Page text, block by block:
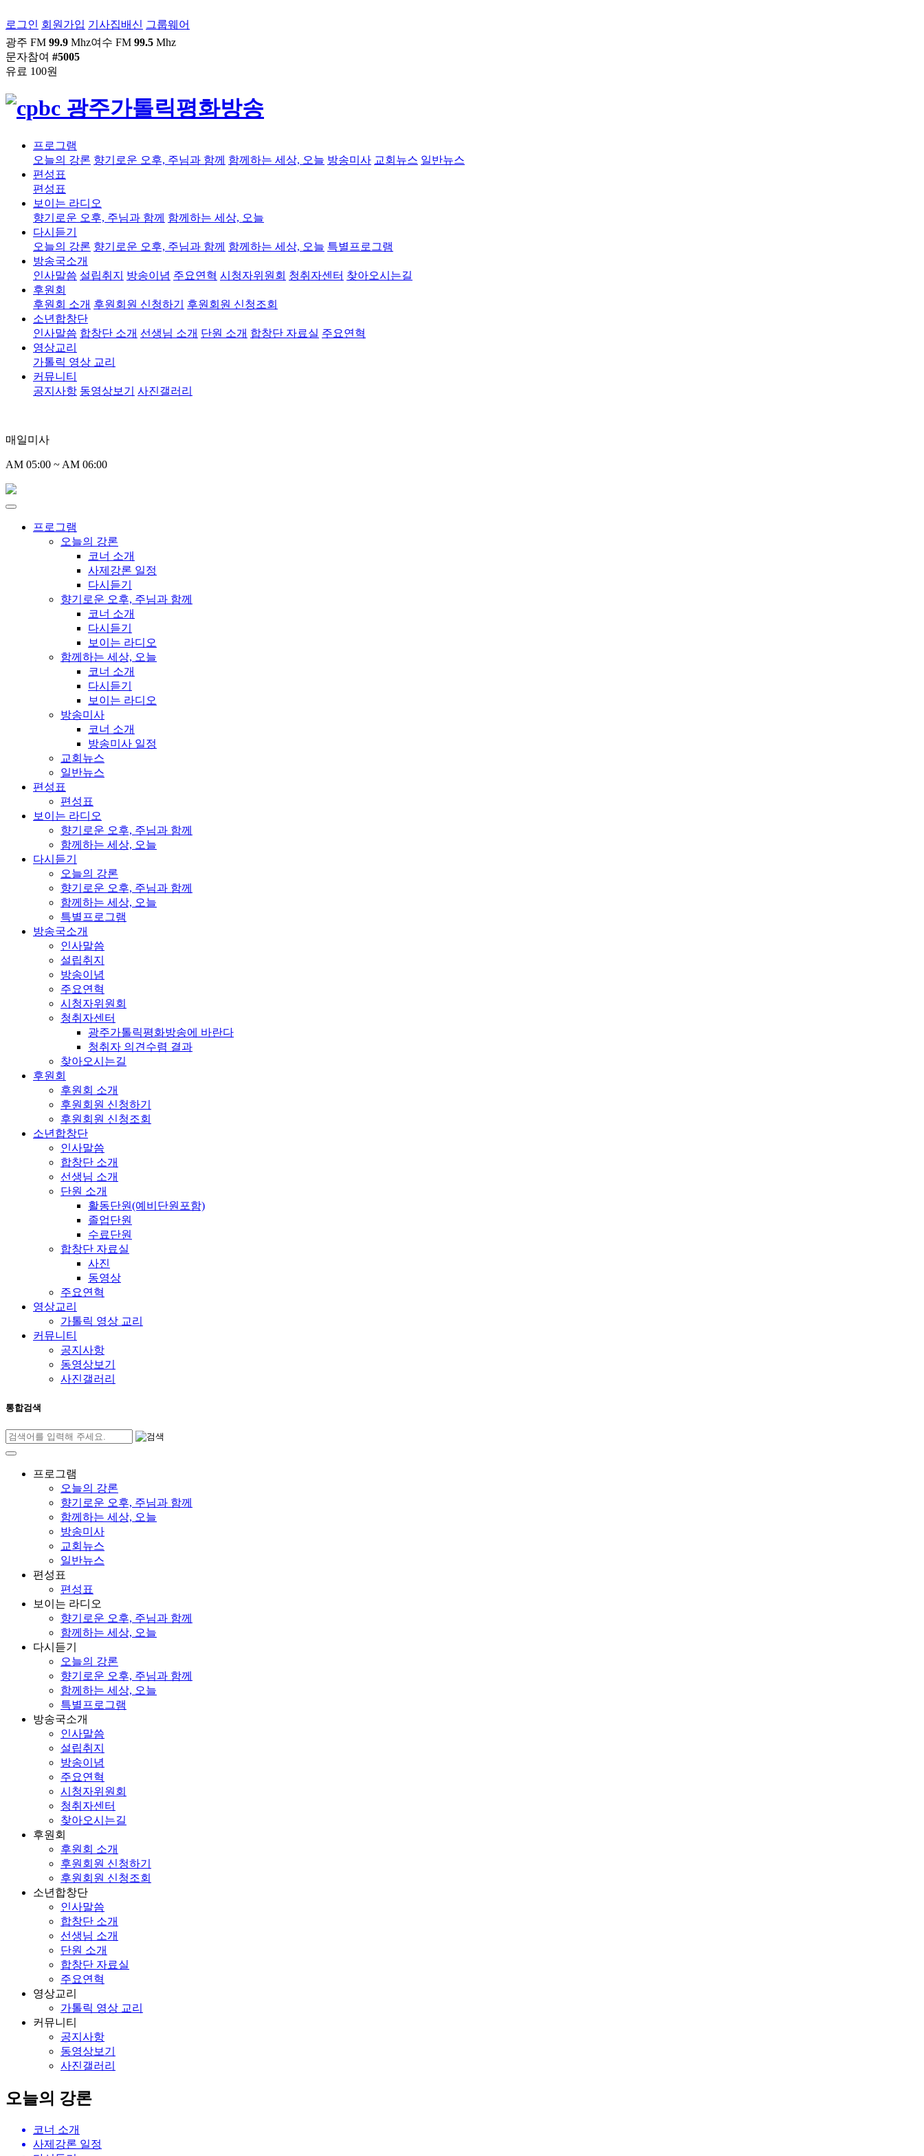
로그인 회원가입 기사집배신 그룹웨어
광주 FM 99.9 Mhz여수 FM 99.5 Mhz
문자참여 #5005
유료 100원
프로그램
오늘의 강론 향기로운 오후, 주님과 함께 함께하는 세상, 오늘 방송미사 교회뉴스 일반뉴스
편성표
편성표
보이는 라디오
향기로운 오후, 주님과 함께 함께하는 세상, 오늘
다시듣기
오늘의 강론 향기로운 오후, 주님과 함께 함께하는 세상, 오늘 특별프로그램
방송국소개
인사말씀 설립취지 방송이념 주요연혁 시청자위원회 청취자센터 찾아오시는길
후원회
후원회 소개 후원회원 신청하기
후원회원 신청조회
소년합창단
인사말씀 합창단 소개 선생님 소개 단원 소개 합창단 자료실 주요연혁
영상교리
가톨릭 영상 교리
커뮤니티
공지사항 동영상보기 사진갤러리
매일미사
AM 05:00 ~ AM 06:00
프로그램
오늘의 강론
코너 소개
사제강론 일정
다시듣기
향기로운 오후, 주님과 함께
코너 소개
다시듣기
보이는 라디오
함께하는 세상, 오늘
코너 소개
다시듣기
보이는 라디오
방송미사
코너 소개
방송미사 일정
교회뉴스
일반뉴스
편성표
편성표
보이는 라디오
향기로운 오후, 주님과 함께
함께하는 세상, 오늘
다시듣기
오늘의 강론
향기로운 오후, 주님과 함께
함께하는 세상, 오늘
특별프로그램
방송국소개
인사말씀
설립취지
방송이념
주요연혁
시청자위원회
청취자센터
광주가톨릭평화방송에 바란다
청취자 의견수렴 결과
찾아오시는길
후원회
후원회 소개
후원회원 신청하기
후원회원 신청조회
소년합창단
인사말씀
합창단 소개
선생님 소개
단원 소개
활동단원(예비단원포함)
졸업단원
수료단원
합창단 자료실
사진
동영상
주요연혁
영상교리
가톨릭 영상 교리
커뮤니티
공지사항
동영상보기
사진갤러리
통합검색
프로그램
오늘의 강론
향기로운 오후, 주님과 함께
함께하는 세상, 오늘
방송미사
교회뉴스
일반뉴스
편성표
편성표
보이는 라디오
향기로운 오후, 주님과 함께
함께하는 세상, 오늘
다시듣기
오늘의 강론
향기로운 오후, 주님과 함께
함께하는 세상, 오늘
특별프로그램
방송국소개
인사말씀
설립취지
방송이념
주요연혁
시청자위원회
청취자센터
찾아오시는길
후원회
후원회 소개
후원회원 신청하기
후원회원 신청조회
소년합창단
인사말씀
합창단 소개
선생님 소개
단원 소개
합창단 자료실
주요연혁
영상교리
가톨릭 영상 교리
커뮤니티
공지사항
동영상보기
사진갤러리
오늘의 강론
코너 소개
사제강론 일정